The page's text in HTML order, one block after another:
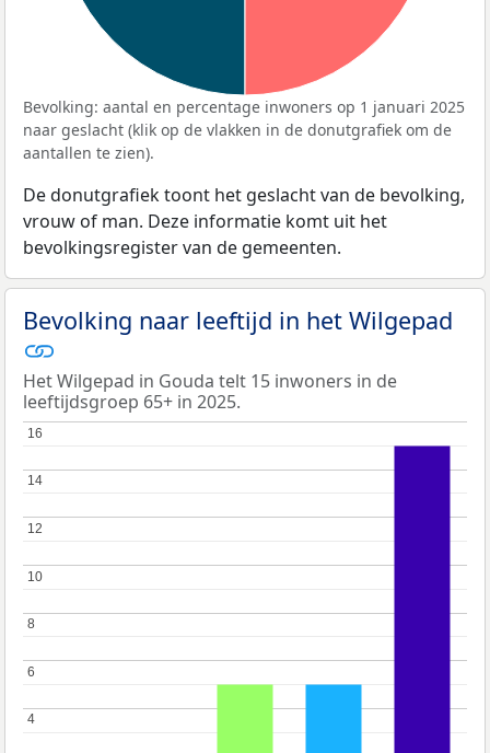
Bevolking: aantal en percentage inwoners op 1 januari 2025
naar geslacht (klik op de vlakken in de donutgrafiek om de
aantallen te zien).
De donutgrafiek toont het geslacht van de bevolking,
vrouw of man. Deze informatie komt uit het
bevolkingsregister van de gemeenten.
Bevolking naar leeftijd in het Wilgepad
Het Wilgepad in Gouda telt 15 inwoners in de
leeftijdsgroep 65+ in 2025.
4
4
6
6
8
8
10
10
12
12
14
14
16
16